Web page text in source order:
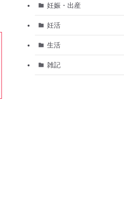
妊娠・出産
妊活
生活
雑記